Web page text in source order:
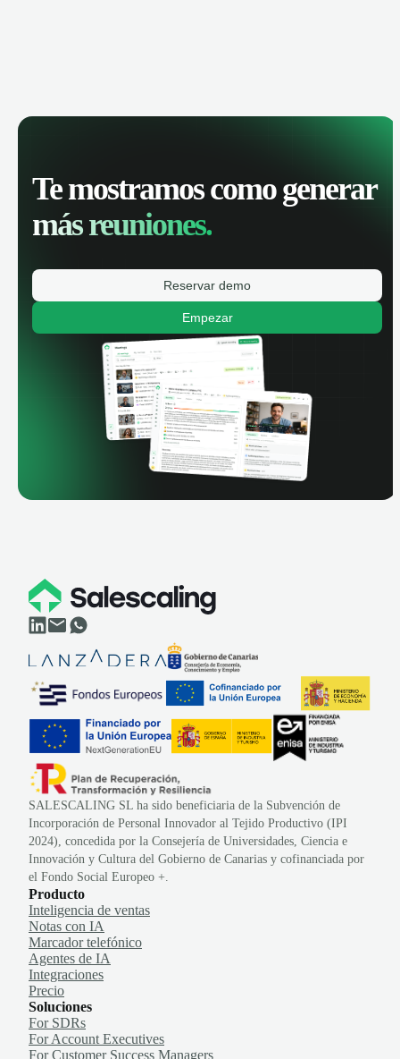
Te mostramos como generar
más reuniones.
Reservar demo
Empezar
SALESCALING SL ha sido beneficiaria de la Subvención de
Incorporación de Personal Innovador al Tejido Productivo (IPI
2024), concedida por la Consejería de Universidades, Ciencia e
Innovación y Cultura del Gobierno de Canarias y cofinanciada por
el Fondo Social Europeo +.
Producto
Inteligencia de ventas
Notas con IA
Marcador telefónico
Agentes de IA
Integraciones
Precio
Soluciones
For SDRs
For Account Executives
For Customer Success Managers